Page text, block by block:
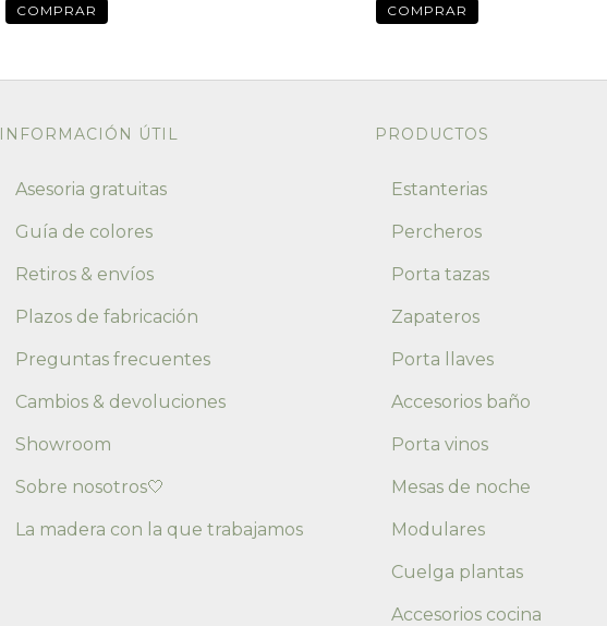
COMPRAR COMPRAR
INFORMACIÓN ÚTIL
Asesoria gratuitas
Guía de colores
Retiros & envíos
Plazos de fabricación
Preguntas frecuentes
Cambios & devoluciones
Showroom
Sobre nosotros🤍
La madera con la que trabajamos
PRODUCTOS
Estanterias
Percheros
Porta tazas
Zapateros
Porta llaves
Accesorios baño
Porta vinos
Mesas de noche
Modulares
Cuelga plantas
Accesorios cocina